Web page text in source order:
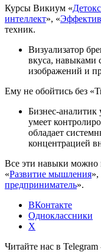
Курсы Викиум «
интеллект», «
техник.
Визуализатор
вкуса, навыками
изображений и
Ему не обойтись без
Бизнес-аналитик
умеет
обладает
концентрацией
Все эти навыки можно
«Развитие мышления»,
предприниматель».
ВКонтакте
Одноклассники
X
Читайте нас в Telegram